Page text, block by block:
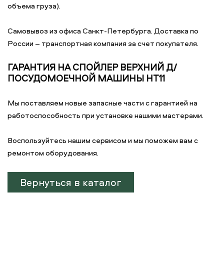
объема груза).
Самовывоз из офиса Санкт-Петербурга. Доставка по
России – транспортная компания за счет покупателя.
ГАРАНТИЯ НА СПОЙЛЕР ВЕРХНИЙ Д/
ПОСУДОМОЕЧНОЙ МАШИНЫ HT11
Мы поставляем новые запасные части с гарантией на
работоспособность при установке нашими мастерами.
Воспользуйтесь нашим сервисом и мы поможем вам с
ремонтом оборудования.
Вернуться в каталог